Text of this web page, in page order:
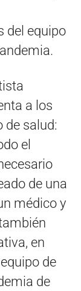
del equipo
a los
de salud:
el
de una
médico y
en
de
de